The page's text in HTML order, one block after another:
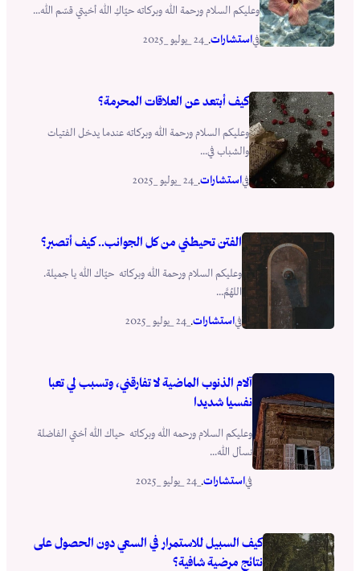
وعليكم السلام ورحمة الله وبركاته حيّاكِ الله أخيتي قسّم الله...
فياستشارات.
كيف أبتعد عن العلاقات المحرمة؟
وعليكم السلام ورحمة الله وبركاته عندما يدخل الفتيات
والشباب في...
فياستشارات.
الفتن تحيطني من كل الجوانب.. كيف أتصبر؟
وعليكم السلام ورحمة الله وبركاته حيّاك الله يا جميلة.
اللهُمَّ...
فياستشارات.
آلام الذنوب الماضية لا تفارقني، وتسبب لي تعبا
نفسيا شديدا
وعليكم السلام ورحمه الله وبركاته حياك الله أختي الفاضلة
نسأل الله...
فياستشارات. _24 _يوليو _2025
كيف السبيل للاستمرار في السعي دون الحصول على
نتائج مرضية شافية؟